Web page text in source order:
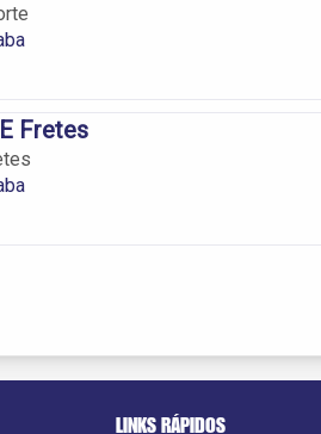
Fretes
LINKS RÁPIDOS